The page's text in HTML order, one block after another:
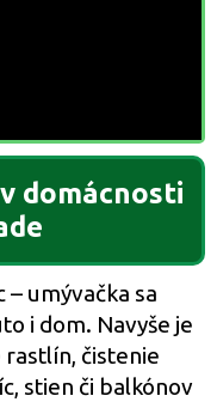
domácnosti
– umývačka sa
i dom. Navyše je
rastlín, čistenie
stien či balkónov